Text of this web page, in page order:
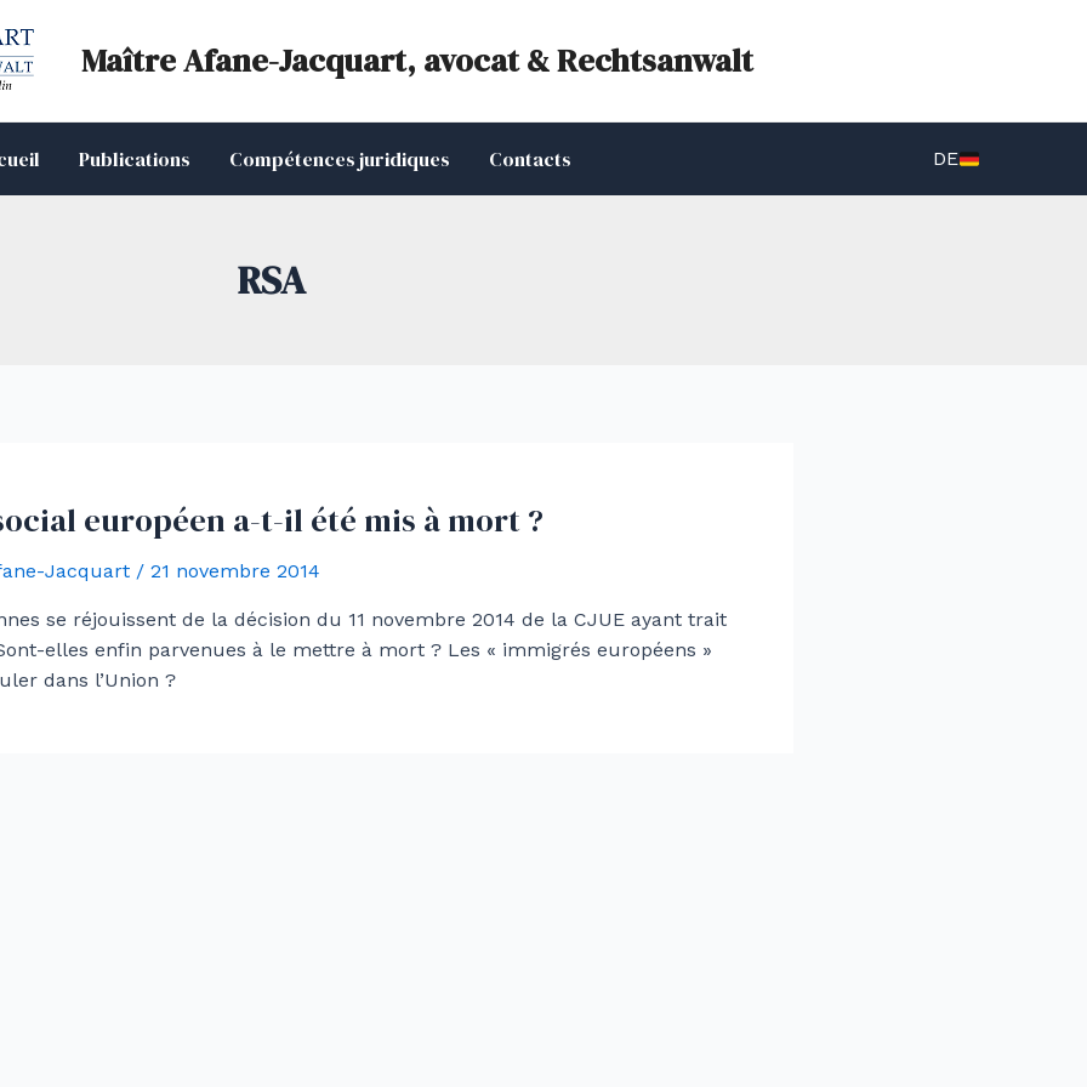
Maître Afane-Jacquart, avocat & Rechtsanwalt
Publications Compétences juridiques Contacts DE
RSA
européen a-t-il été mis à mort ?
Jacquart / 21 novembre 2014
se réjouissent de la décision du 11 novembre 2014 de la CJUE ayant trait
elles enfin parvenues à le mettre à mort ? Les « immigrés européens »
dans l’Union ?